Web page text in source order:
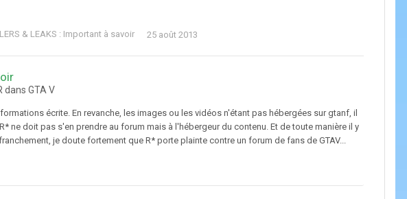
& LEAKS : Important à savoir 25 août 2013
dans GTA V
écrite. En revanche, les images ou les vidéos n'étant pas hébergées sur gtanf, il
ne doit pas s'en prendre au forum mais à l'hébergeur du contenu. Et de toute manière il y
je doute fortement que R* porte plainte contre un forum de fans de GTAV...